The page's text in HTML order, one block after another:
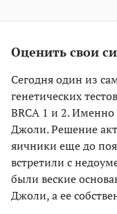
Оценить свои
Сегодня один из
генетических
BRCA 1 и 2.
Джоли. Решение
яичники еще до
встретили с
были веские
Джоли, а ее